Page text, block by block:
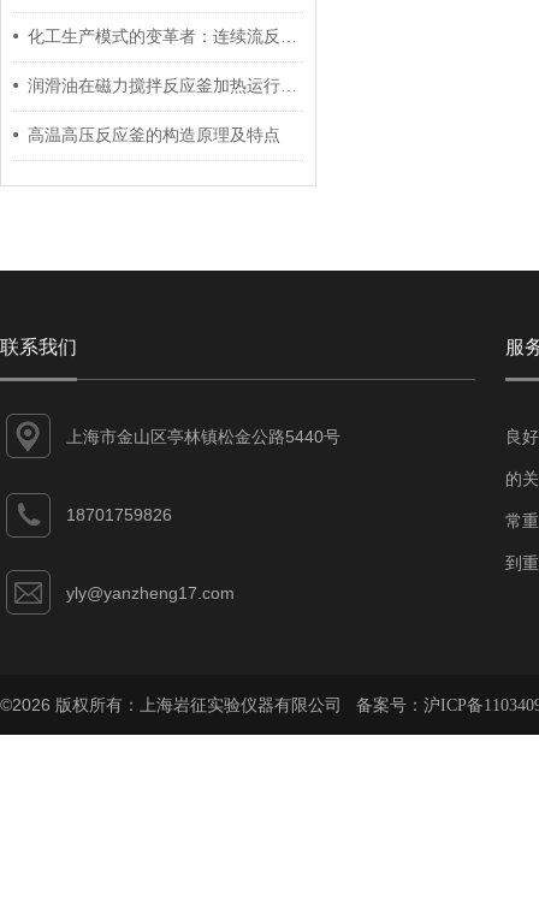
化工生产模式的变革者：连续流反应器的原理、优势与未来发展
润滑油在磁力搅拌反应釜加热运行中起到重要作用
高温高压反应釜的构造原理及特点
联系我们
上海市金山区亭林镇松金公路5440号
18701759826
yly@yanzheng17.com
服
良
的
常
到
©2026 版权所有：上海岩征实验仪器有限公司 备案号： 沪ICP备